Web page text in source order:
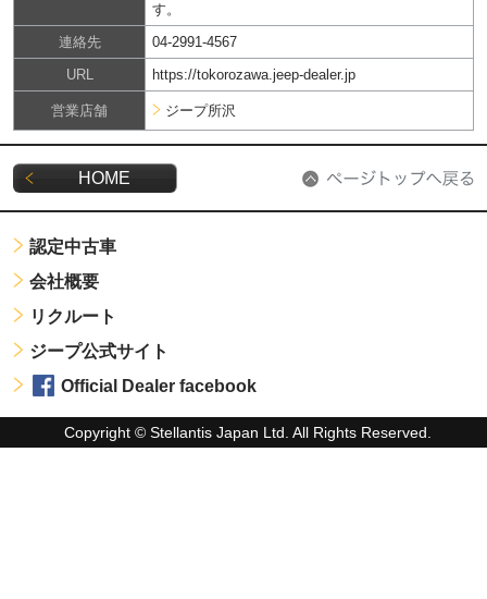
す。
連絡先
04-2991-4567
URL
https://tokorozawa.jeep-dealer.jp
営業店舗 ジープ所沢
HOME
認定中古車
会社概要
リクルート
ジープ公式サイト
Official Dealer facebook
Copyright © Stellantis Japan Ltd. All Rights Reserved.